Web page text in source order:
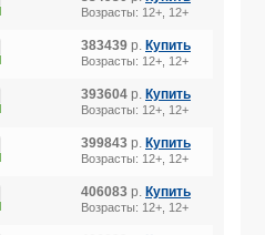
Возрасты: 12+, 12+
383439 р. Купить
Возрасты: 12+, 12+
393604 р. Купить
Возрасты: 12+, 12+
399843 р. Купить
Возрасты: 12+, 12+
406083 р. Купить
Возрасты: 12+, 12+